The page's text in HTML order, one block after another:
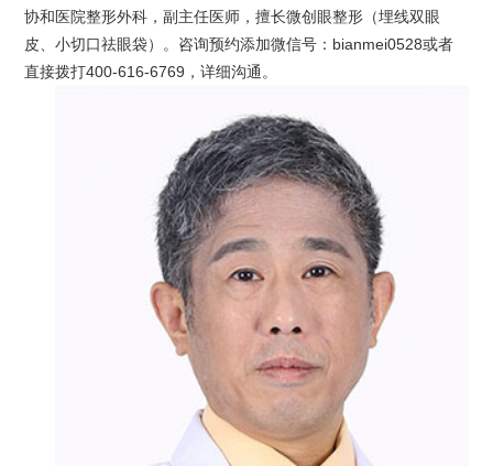
协和医院整形外科，副主任医师，擅长微创眼整形（埋线双眼
皮、小切口祛眼袋）。咨询预约添加微信号：bianmei0528或者
直接拨打400-616-6769，详细沟通。